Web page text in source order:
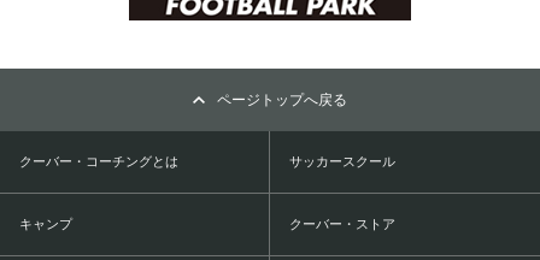
ページトップへ戻る
クーバー・コーチングとは サッカースクール
キャンプ クーバー・ストア